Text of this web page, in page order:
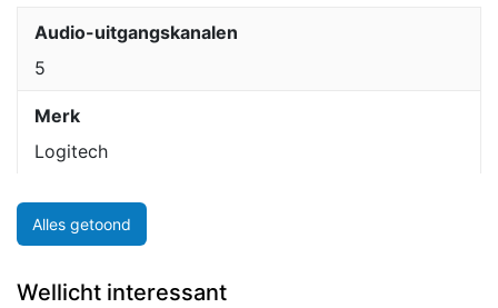
Audio-uitgangskanalen
5
Merk
Logitech
Alles getoond
Wellicht interessant